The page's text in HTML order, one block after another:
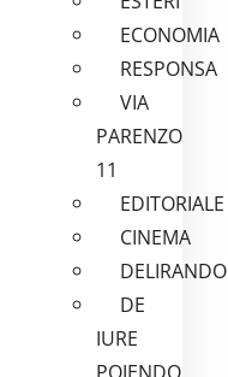
ECONOMIA
RESPONSA
VIA
PARENZO
11
EDITORIALE
CINEMA
DELIRANDO
DE
IURE